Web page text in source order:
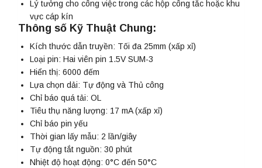
Lý tưởng cho công việc trong các hộp công tắc hoặc khu
vực cáp kín
Thông số Kỹ Thuật Chung:
Kích thước dẫn truyền: Tối đa 25mm (xấp xỉ)
Loại pin: Hai viên pin 1.5V SUM-3
Hiển thị: 6000 đếm
Lựa chọn dải: Tự động và Thủ công
Chỉ báo quá tải: OL
Tiêu thụ năng lượng: 17 mA (xấp xỉ)
Chỉ báo pin yếu
Thời gian lấy mẫu: 2 lần/giây
Tự động tắt nguồn: 30 phút
Nhiệt độ hoạt động: 0°C đến 50°C